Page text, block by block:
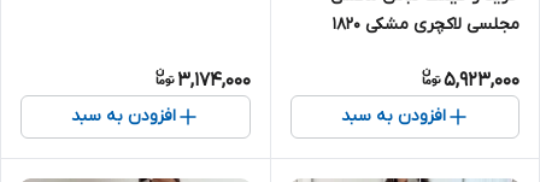
مجلسی لاکچری مشکی ۱۸۲۰
5,923,000
افزودن به سبد
3,174,000
افزودن به سبد